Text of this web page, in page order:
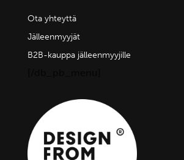
Ota yhteyttä
Jälleenmyyjät
B2B-kauppa jälleenmyyjille